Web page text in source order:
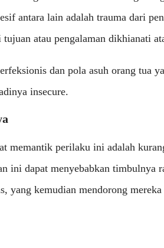
antara lain adalah trauma dari
tujuan atau pengalaman dikhianati
dan pola asuh orang tua
insecure.
memantik perilaku ini adalah
ini dapat menyebabkan timbulnya
yang kemudian mendorong